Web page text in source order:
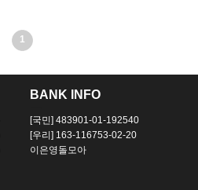
1
BANK INFO
[국민] 483901-01-192540
[우리] 163-116753-02-20
이은영돌모아